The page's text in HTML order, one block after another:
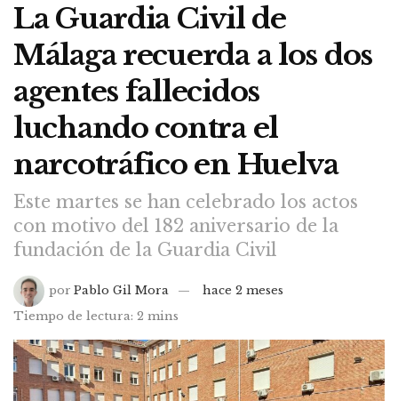
La Guardia Civil de
Málaga recuerda a los dos
agentes fallecidos
luchando contra el
narcotráfico en Huelva
Este martes se han celebrado los actos
con motivo del 182 aniversario de la
fundación de la Guardia Civil
por Pablo Gil Mora
hace 2 meses
Tiempo de lectura: 2 mins